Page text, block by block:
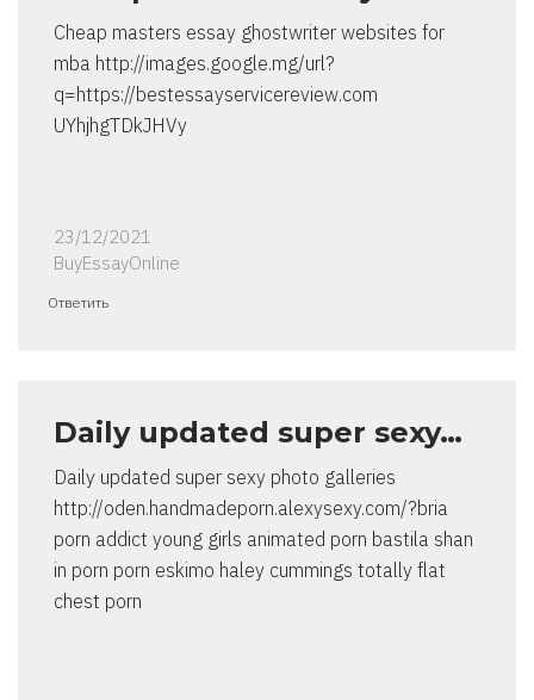
Cheap masters essay ghostwriter websites for
mba http://images.google.mg/url?
q=https://bestessayservicereview.com
UYhjhgTDkJHVy
23/12/2021
BuyEssayOnline
Ответить
Daily updated super sexy…
Daily updated super sexy photo galleries
http://oden.handmadeporn.alexysexy.com/?bria
porn addict young girls animated porn bastila shan
in porn porn eskimo haley cummings totally flat
chest porn